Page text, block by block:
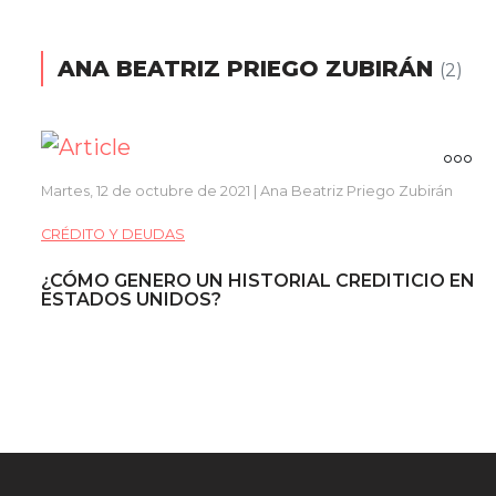
ANA BEATRIZ PRIEGO ZUBIRÁN (2)
Martes, 12 de octubre de 2021 | Ana Beatriz Priego Zubirán
CRÉDITO Y DEUDAS
¿CÓMO GENERO UN HISTORIAL CREDITICIO EN
ESTADOS UNIDOS?